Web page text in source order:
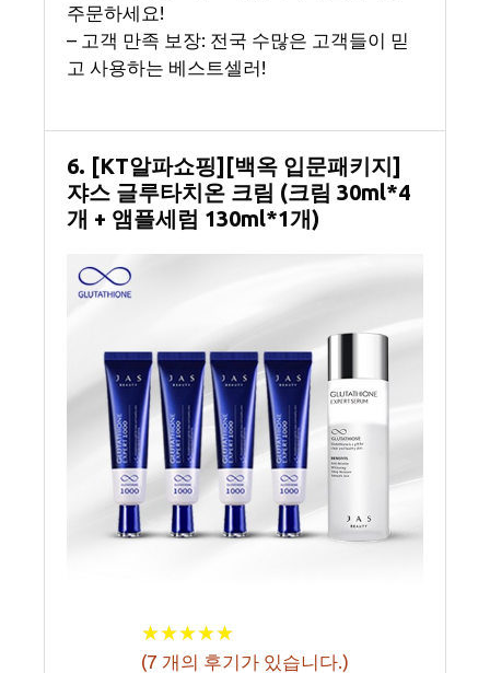
주문하세요!
– 고객 만족 보장: 전국 수많은 고객들이 믿
고 사용하는 베스트셀러!
6. [KT알파쇼핑][백옥 입문패키지]
쟈스 글루타치온 크림 (크림 30ml*4
개 + 앰플세럼 130ml*1개)
★★★★★
★★★★★
(7 개의 후기가 있습니다.)